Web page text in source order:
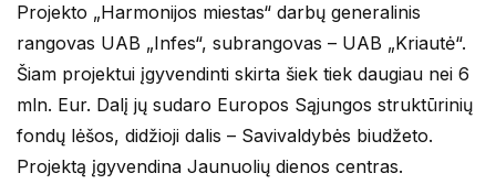
Projekto „Harmonijos miestas“ darbų generalinis
rangovas UAB „Infes“, subrangovas – UAB „Kriautė“.
Šiam projektui įgyvendinti skirta šiek tiek daugiau nei 6
mln. Eur. Dalį jų sudaro Europos Sąjungos struktūrinių
fondų lėšos, didžioji dalis – Savivaldybės biudžeto.
Projektą įgyvendina Jaunuolių dienos centras.